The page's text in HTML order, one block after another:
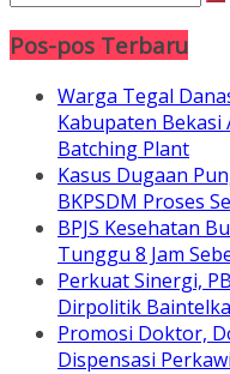
Pos-pos Terbaru
Warga Tegal
Kabupaten Bekasi
Batching Plant
Kasus Dugaan
BKPSDM Proses
BPJS Kesehatan
Tunggu 8 Jam
Perkuat Sinergi,
Dirpolitik
Promosi Doktor,
Dispensasi